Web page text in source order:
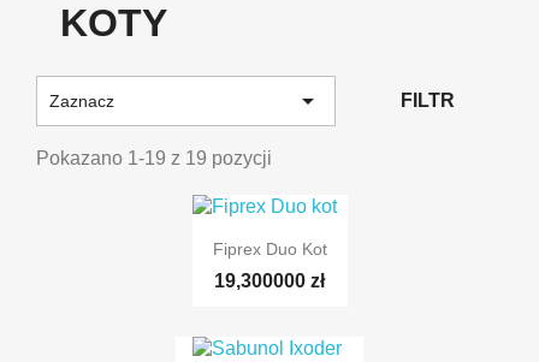
KOTY
Zaznacz  FILTR
Pokazano 1-19 z 19 pozycji
Fiprex Duo Kot
19,300000 zł